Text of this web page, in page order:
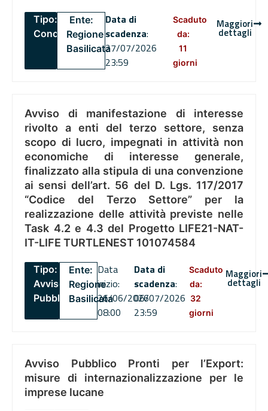
Tipo:
Concorsi
Ente:
Regione
Basilicata
Data di
scadenza:
27/07/2026
23:59
Scaduto
da:
11
giorni
Maggiori
dettagli
Avviso di manifestazione di interesse
rivolto a enti del terzo settore, senza
scopo di lucro, impegnati in attività non
economiche di interesse generale,
finalizzato alla stipula di una convenzione
ai sensi dell’art. 56 del D. Lgs. 117/2017
“Codice del Terzo Settore” per la
realizzazione delle attività previste nelle
Task 4.2 e 4.3 del Progetto LIFE21-NAT-
IT-LIFE TURTLENEST 101074584
Tipo:
Avviso
Pubblico
Ente:
Regione
Basilicata
Data
inizio:
26/06/2026
08:00
Data di
scadenza:
06/07/2026
23:59
Scaduto
da:
32
giorni
Maggiori
dettagli
Avviso Pubblico Pronti per l’Export:
misure di internazionalizzazione per le
imprese lucane